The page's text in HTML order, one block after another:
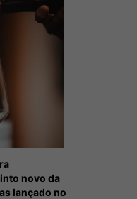
novo da
lançado no